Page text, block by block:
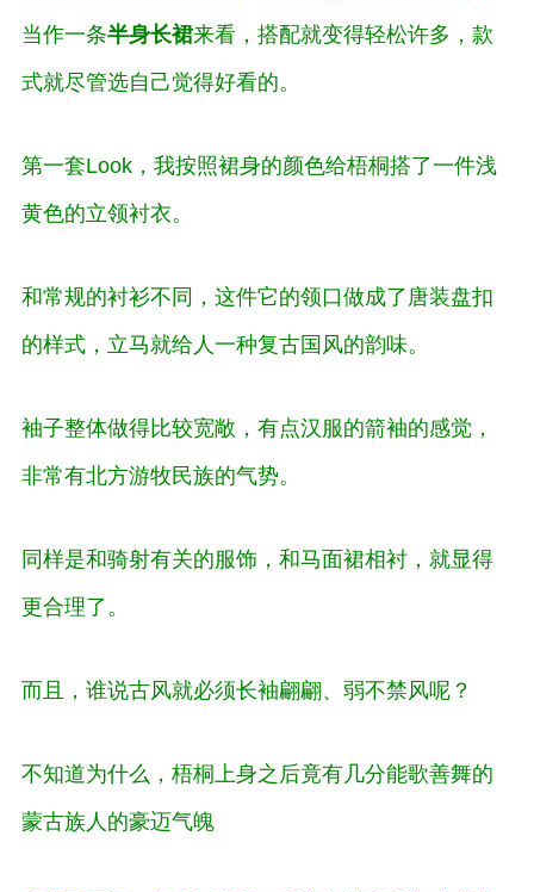
当作一条半身长裙来看，搭配就变得轻松许多，款
式就尽管选自己觉得好看的。
第一套Look，我按照裙身的颜色给梧桐搭了一件浅
黄色的立领衬衣。
和常规的衬衫不同，这件它的领口做成了唐装盘扣
的样式，立马就给人一种复古国风的韵味。
袖子整体做得比较宽敞，有点汉服的箭袖的感觉，
非常有北方游牧民族的气势。
同样是和骑射有关的服饰，和马面裙相衬，就显得
更合理了。
而且，谁说古风就必须长袖翩翩、弱不禁风呢？
不知道为什么，梧桐上身之后竟有几分能歌善舞的
蒙古族人的豪迈气魄